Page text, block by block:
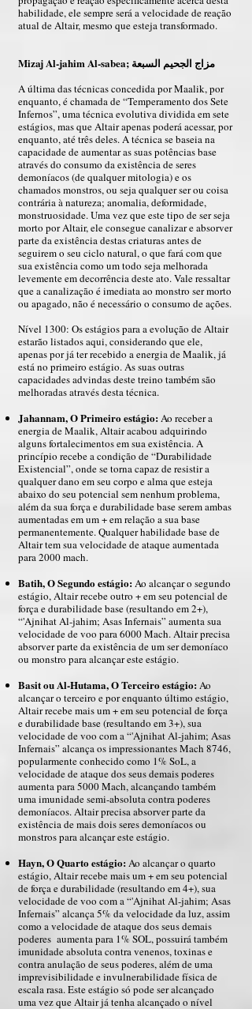
habilidade, ele sempre será a velocidade de reação
atual de Altair, mesmo que esteja transformado.
Mizaj Al-jahim Al-sabea; مزاج الجحيم السبعة
A última das técnicas concedida por Maalik, por
enquanto, é chamada de “Temperamento dos Sete
Infernos”, uma técnica evolutiva dividida em sete
estágios, mas que Altair apenas poderá acessar, por
enquanto, até três deles. A técnica se baseia na
capacidade de aumentar as suas potências base
através do consumo da existência de seres
demoníacos (de qualquer mitologia) e os
chamados monstros, ou seja qualquer ser ou coisa
contrária à natureza; anomalia, deformidade,
monstruosidade. Uma vez que este tipo de ser seja
morto por Altair, ele consegue canalizar e absorver
parte da existência destas criaturas antes de
seguirem o seu ciclo natural, o que fará com que
sua existência como um todo seja melhorada
levemente em decorrência deste ato. Vale ressaltar
que a canalização é imediata ao monstro ser morto
ou apagado, não é necessário o consumo de ações.
Nível 1300: Os estágios para a evolução de Altair
estarão listados aqui, considerando que ele,
apenas por já ter recebido a energia de Maalik, já
está no primeiro estágio. As suas outras
capacidades advindas deste treino também são
melhoradas através desta técnica.
Jahannam, O Primeiro estágio:Ao receber a
energia de Maalik, Altair acabou adquirindo
alguns fortalecimentos em sua existência. A
princípio recebe a condição de “Durabilidade
Existencial”, onde se torna capaz de resistir a
qualquer dano em seu corpo e alma que esteja
abaixo do seu potencial sem nenhum problema,
além da sua força e durabilidade base serem ambas
aumentadas em um + em relação a sua base
permanentemente. Qualquer habilidade base de
Altair tem sua velocidade de ataque aumentada
para 2000 mach.
Batih, O Segundo estágio:Ao alcançar o segundo
estágio, Altair recebe outro + em seu potencial de
força e durabilidade base (resultando em 2+),
“'Ajnihat Al-jahim; Asas Infernais” aumenta sua
velocidade de voo para 6000 Mach. Altair precisa
absorver parte da existência de um ser demoníaco
ou monstro para alcançar este estágio.
Basit ou Al-Hutama, O Terceiro estágio:Ao
alcançar o terceiro e por enquanto último estágio,
Altair recebe mais um + em seu potencial de força
e durabilidade base (resultando em 3+), sua
velocidade de voo com a “'Ajnihat Al-jahim; Asas
Infernais” alcança os impressionantes Mach 8746,
popularmente conhecido como 1% SoL, a
velocidade de ataque dos seus demais poderes
aumenta para 5000 Mach, alcançando também
uma imunidade semi-absoluta contra poderes
demoníacos. Altair precisa absorver parte da
existência de mais dois seres demoníacos ou
monstros para alcançar este estágio.
Hayn, O Quarto estágio: Ao alcançar o quarto
estágio, Altair recebe mais um + em seu potencial
de força e durabilidade (resultando em 4+), sua
velocidade de voo com a “'Ajnihat Al-jahim; Asas
Infernais” alcança 5% da velocidade da luz, assim
como a velocidade de ataque dos seus demais
poderes aumenta para 1% SOL, possuirá também
imunidade absoluta contra venenos, toxinas e
contra anulação de seus poderes, além de uma
imprevisibilidade e invulnerabilidade física de
escala rasa. Este estágio só pode ser alcançado
uma vez que Altair já tenha alcançado o nível